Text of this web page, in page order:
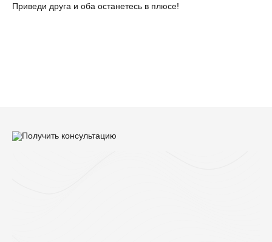
Приведи друга и оба останетесь в плюсе!